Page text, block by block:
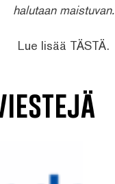
halutaan maistuvan.
Lue lisää TÄSTÄ.